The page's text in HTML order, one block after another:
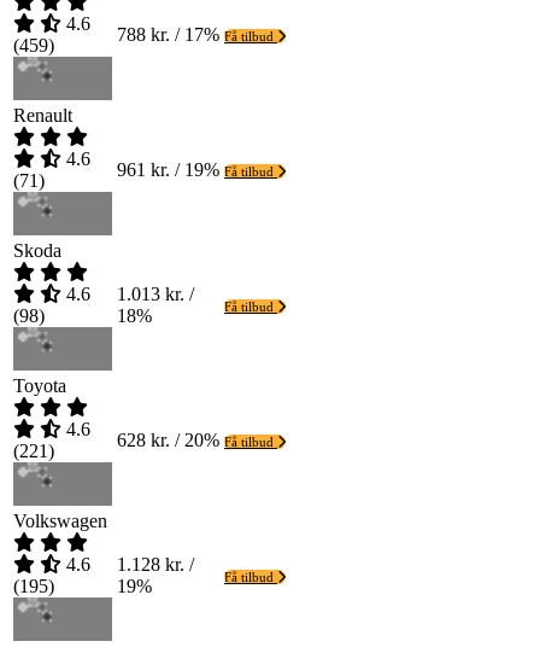
4.6
(459)
788 kr. / 17% Få tilbud
Renault
4.6
(71)
961 kr. / 19% Få tilbud
Skoda
4.6
(98)
1.013 kr. /
18%
Få tilbud
Toyota
4.6
(221)
628 kr. / 20% Få tilbud
Volkswagen
4.6
(195)
1.128 kr. /
19%
Få tilbud